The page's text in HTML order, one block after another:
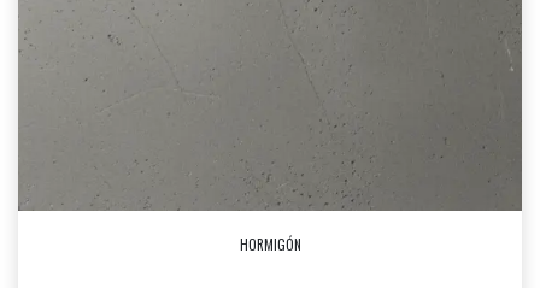
HORMIGÓN